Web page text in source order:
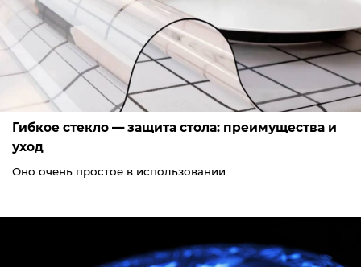
Гибкое стекло — защита стола: преимущества и
уход
Оно очень простое в использовании